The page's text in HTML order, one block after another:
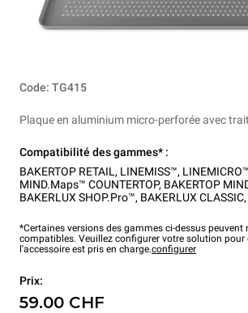
Code: TG415
Plaque en aluminium micro-perforée avec
Compatibilité des gammes* :
BAKERTOP RETAIL , LINEMISS™, LINEMICRO™
MIND.Maps™ COUNTERTOP, BAKERTOP
BAKERLUX SHOP.Pro™, BAKERLUX CLASSIC,
*Certaines versions des gammes ci-dessus peuvent
compatibles. Veuillez configurer votre solution pour
l'accessoire est pris en charge.configurer
Prix:
59.00 CHF